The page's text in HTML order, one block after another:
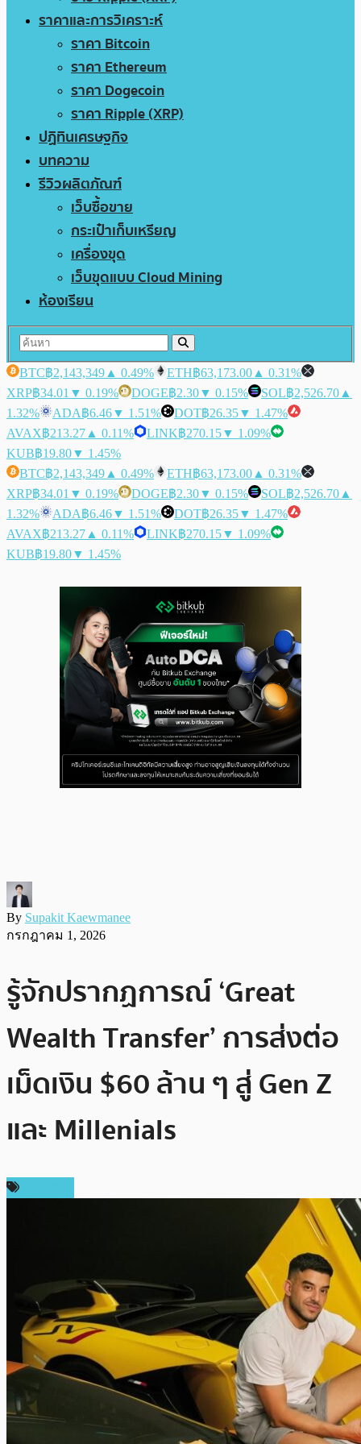
ราคาและการวิเคราะห์
ราคา Bitcoin
ราคา Ethereum
ราคา Dogecoin
ราคา Ripple (XRP)
ปฏิทินเศรษฐกิจ
บทความ
รีวิวผลิตภัณฑ์
เว็บซื้อขาย
กระเป๋าเก็บเหรียญ
เครื่องขุด
เว็บขุดแบบ Cloud Mining
ห้องเรียน
BTC฿2,143,349 ▲ 0.49% ETH฿63,173.00 ▲ 0.31%
XRP฿34.01 ▼ 0.19% DOGE฿2.30▼ 0.15% SOL฿2,526.70 ▲
1.32%
ADA฿6.46▼ 1.51% DOT฿26.35▼ 1.47%
AVAX฿213.27 ▲ 0.11% LINK฿270.15▼ 1.09%
KUB฿19.80▼ 1.45%
BTC฿2,143,349 ▲ 0.49% ETH฿63,173.00 ▲ 0.31%
XRP฿34.01 ▼ 0.19% DOGE฿2.30▼ 0.15% SOL฿2,526.70 ▲
1.32%
ADA฿6.46▼ 1.51% DOT฿26.35▼ 1.47%
AVAX฿213.27 ▲ 0.11% LINK฿270.15▼ 1.09%
KUB฿19.80▼ 1.45%
By Supakit Kaewmanee
กรกฎาคม 1, 2026
รู้จักปรากฏการณ์ ‘Great
Wealth Transfer’ การส่งต่อ
เม็ดเงิน $60 ล้าน ๆ สู่ Gen Z
และ Millenials